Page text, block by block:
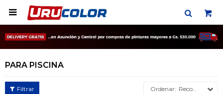

PARA PISCINA
Recomendados